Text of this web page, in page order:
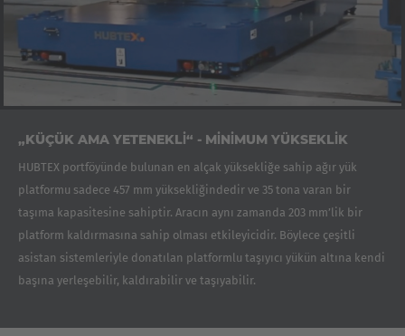
„KÜÇÜK AMA YETENEKLI“ - MINIMUM YÜKSEKLIK
HUBTEX portföyünde bulunan en alçak yüksekliğe sahip ağır yük
platformu sadece 457 mm yüksekliğindedir ve 35 tona varan bir
taşıma kapasitesine sahiptir. Aracın aynı zamanda 203 mm’lik bir
platform kaldırmasına sahip olması etkileyicidir. Böylece çeşitli
asistan sistemleriyle donatılan platformlu taşıyıcı yükün altına kendi
başına yerleşebilir, kaldırabilir ve taşıyabilir.